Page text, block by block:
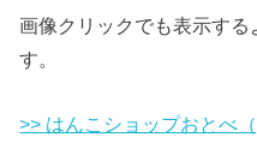
画像クリックでも表示する
す。
>> はんこショップおとべ（